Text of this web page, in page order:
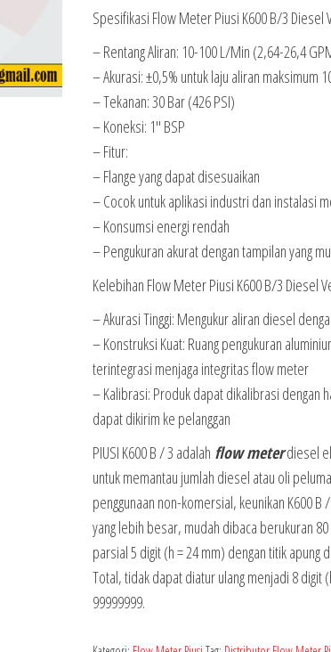
Spesifikasi Flow Meter Piusi K600 B/3 Diesel
– Rentang Aliran: 10-100 L/Min (2,64-26,4
– Akurasi: ±0,5% untuk laju aliran maksimum
– Tekanan: 30 Bar (426 PSI)
– Koneksi: 1″ BSP
– Fitur:
– Flange yang dapat disesuaikan
– Cocok untuk aplikasi industri dan instalasi
– Konsumsi energi rendah
– Pengukuran akurat dengan tampilan yang
Kelebihan Flow Meter Piusi K600 B/3 Diesel
– Akurasi Tinggi: Mengukur aliran diesel
– Konstruksi Kuat: Ruang pengukuran
terintegrasi menjaga integritas flow meter
– Kalibrasi: Produk dapat dikalibrasi dengan
dapat dikirim ke pelanggan
PIUSI K600 B / 3 adalah flow meterdiesel
untuk memantau jumlah diesel atau oli
penggunaan non-komersial, keunikan K600 B
yang lebih besar, mudah dibaca berukuran
parsial 5 digit (h = 24 mm) dengan titik apung
Total, tidak dapat diatur ulang menjadi 8 digit
99999999.